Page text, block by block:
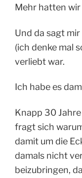
Mehr hatten
Und da sagt
(ich denke mal
verliebt war.
Ich habe es
Knapp 30
fragt sich
damit um die
damals nicht
beizubringen,